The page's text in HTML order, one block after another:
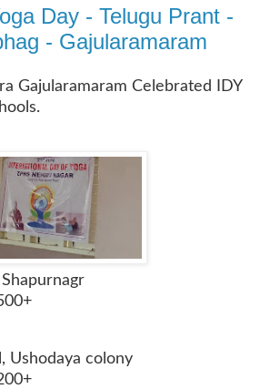
Day - Telugu Prant -
- Gajularamaram
Gajularamaram Celebrated IDY
Ushodaya colony